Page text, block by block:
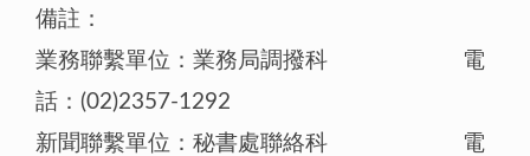
備註：
業務聯繫單位：業務局調撥科 電
話：(02)2357-1292
新聞聯繫單位：秘書處聯絡科 電